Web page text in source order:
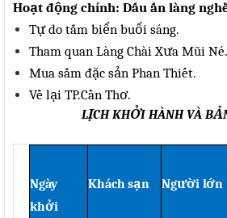
Hoạt động chính: Dấu ấn làng
Tựdo tắm biển buổi sáng.
Tham quan Làng Chài Xưa Mũi Né.
Mua sắm đặc sản Phan Thiết.
Về lại TP.Cần Thơ.
LỊCH KHỞI HÀNH VÀ
Ngày
khởi
Kháchsạn Người lớn